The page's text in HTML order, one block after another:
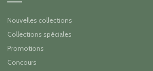
Nouvelles collections
Collections spéciales
Promotions
Concours